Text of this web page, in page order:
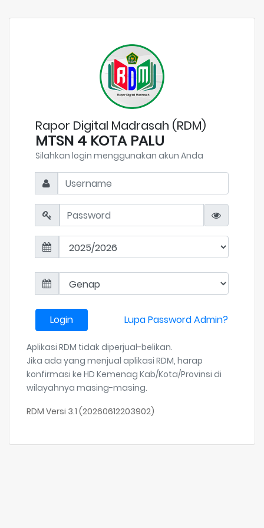
Rapor Digital Madrasah (RDM)
MTSN 4 KOTA PALU
Silahkan login menggunakan akun Anda
Login Lupa Password Admin?
Aplikasi RDM tidak diperjual-belikan.
Jika ada yang menjual aplikasi RDM, harap
konfirmasi ke HD Kemenag Kab/Kota/Provinsi di
wilayahnya masing-masing.
RDM Versi 3.1 (20260612203902)